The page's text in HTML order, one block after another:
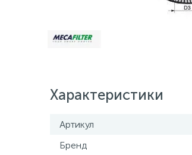
Характеристики
Артикул
Бренд